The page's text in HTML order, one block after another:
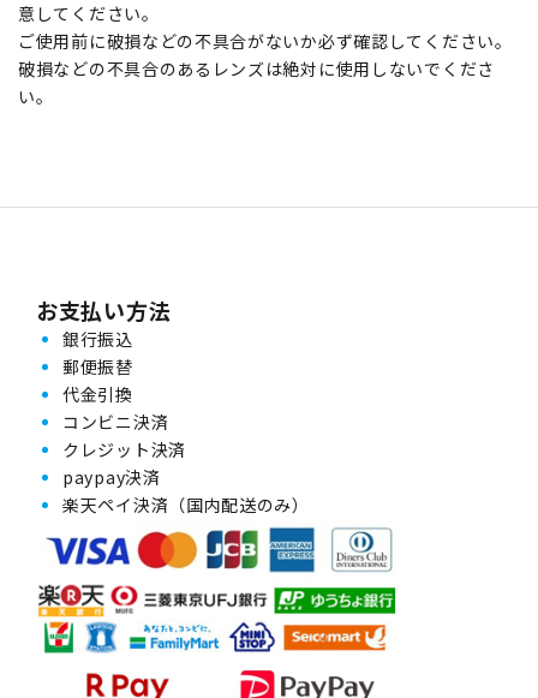
意してください。
ご使用前に破損などの不具合がないか必ず確認してください。
破損などの不具合のあるレンズは絶対に使用しないでくださ
い。
お支払い方法
銀行振込
郵便振替
代金引換
コンビニ決済
クレジット決済
paypay決済
楽天ペイ決済（国内配送のみ）